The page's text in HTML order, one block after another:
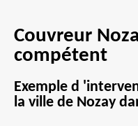
Couvreur
compétent
Exemple d
la ville de Nozay